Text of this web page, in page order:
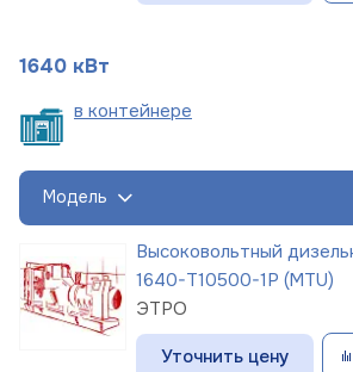
1640 кВт
в контейнере
Модель
Высоковольтный
1640-Т10500-1Р (MTU)
ЭТРО
Уточнить цену